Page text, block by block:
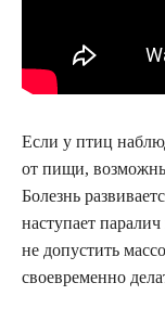
Если у птиц
от пищи,
Болезнь
наступает
не допустить
своевременно